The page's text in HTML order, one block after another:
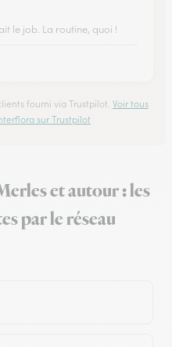
le job. La routine, quoi !
fourni via Trustpilot. Voir tous
sur Trustpilot
et autour : les
par le réseau